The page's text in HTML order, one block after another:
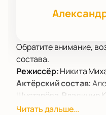
Обратите внимание,
состава.
Режиссёр:Никита
Актёрский состав:
Шустарёва, Владимир
Данила Дзыгар, Мария
Читать дальше...